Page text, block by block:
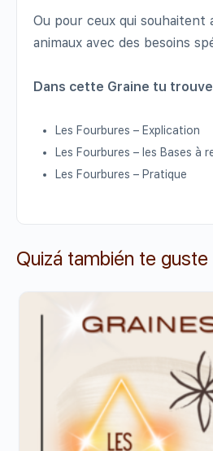
Ou pour ceux qui souhaitent
animaux avec des besoins
Dans cette Graine tu
Les Fourbures – Explication
Les Fourbures – les Bases à
Les Fourbures – Pratique
Quizá también te guste